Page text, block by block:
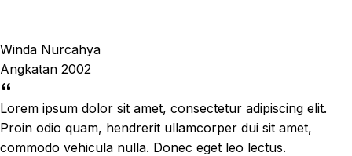
Winda Nurcahya
Angkatan 2002
Lorem ipsum dolor sit amet, consectetur adipiscing elit.
Proin odio quam, hendrerit ullamcorper dui sit amet,
commodo vehicula nulla. Donec eget leo lectus.